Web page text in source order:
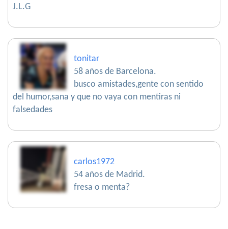
J.L.G
tonitar
58 años de Barcelona.
busco amistades,gente con sentido
del humor,sana y que no vaya con mentiras ni
falsedades
carlos1972
54 años de Madrid.
fresa o menta?